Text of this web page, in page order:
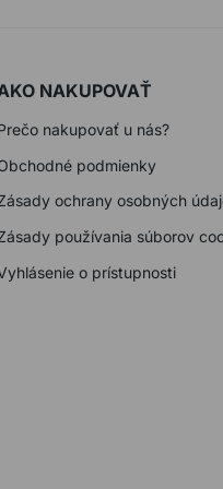
NAKUPOVAŤ
nakupovať u nás?
podmienky
ochrany osobných
používania súborov
o prístupnosti